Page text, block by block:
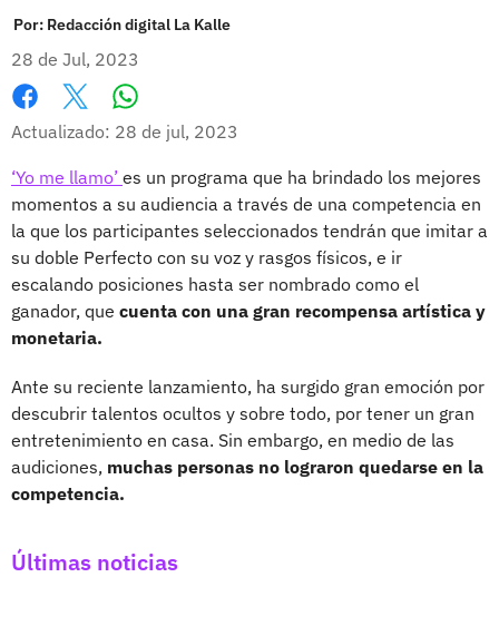
Por: Redacción digital La Kalle
28 de Jul, 2023
Facebook
X
Actualizado: 28 de jul, 2023
‘Yo me llamo’ es un programa que ha brindado los mejores
momentos a su audiencia a través de una competencia en
la que los participantes seleccionados tendrán que imitar a
su doble Perfecto con su voz y rasgos físicos, e ir
escalando posiciones hasta ser nombrado como el
ganador, que cuenta con una gran recompensa artística y
monetaria.
Ante su reciente lanzamiento, ha surgido gran emoción por
descubrir talentos ocultos y sobre todo, por tener un gran
entretenimiento en casa. Sin embargo, en medio de las
audiciones, muchas personas no lograron quedarse en la
competencia.
Últimas noticias